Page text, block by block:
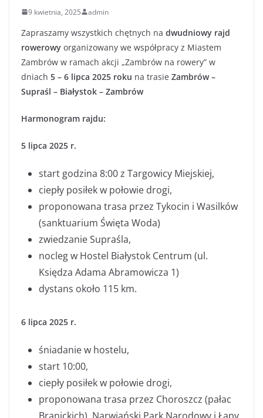
9 kwietnia, 2025 admin
Zapraszamy wszystkich chętnych na dwudniowy rajd
rowerowy organizowany we współpracy z Miastem
Zambrów w ramach akcji „Zambrów na rowery” w
dniach 5 – 6 lipca 2025 roku na trasie Zambrów –
Supraśl – Białystok – Zambrów
Harmonogram rajdu:
5 lipca 2025 r.
start godzina 8:00 z Targowicy Miejskiej,
ciepły posiłek w połowie drogi,
proponowana trasa przez Tykocin i Wasilków
(sanktuarium Święta Woda)
zwiedzanie Supraśla,
nocleg w Hostel Białystok Centrum (ul.
Księdza Adama Abramowicza 1)
dystans około 115 km.
6 lipca 2025 r.
śniadanie w hostelu,
start 10:00,
ciepły posiłek w połowie drogi,
proponowana trasa przez Choroszcz (pałac
Branickich), Narwiański Park Narodowy i Łapy